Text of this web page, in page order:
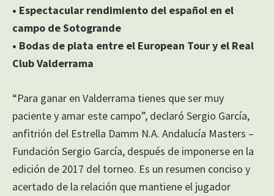
• Espectacular rendimiento del español en el
campo de Sotogrande
• Bodas de plata entre el European Tour y el Real
Club Valderrama
“Para ganar en Valderrama tienes que ser muy
paciente y amar este campo”, declaró Sergio García,
anfitrión del Estrella Damm N.A. Andalucía Masters –
Fundación Sergio García, después de imponerse en la
edición de 2017 del torneo. Es un resumen conciso y
acertado de la relación que mantiene el jugador